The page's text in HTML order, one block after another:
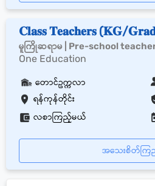
𝐂𝐥𝐚𝐬𝐬 𝐓𝐞𝐚𝐜𝐡𝐞𝐫𝐬 (𝐊𝐆/
မူကြိုဆရာမ | Pre-school
One Education
ရန်ကုန်တိုင်း
တောင်ဥက္ကလာ
လစာကြည့်မယ်
အသေးစိတ်ကြ